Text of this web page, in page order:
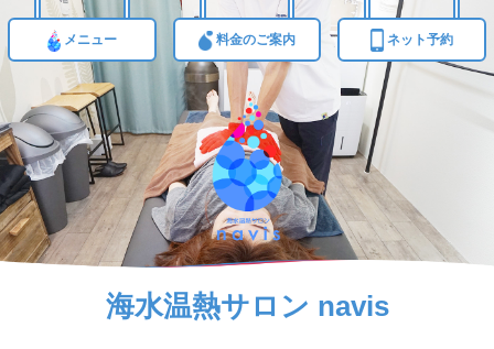
メニュー 料金のご案内 ネット予約
海水温熱サロン navis